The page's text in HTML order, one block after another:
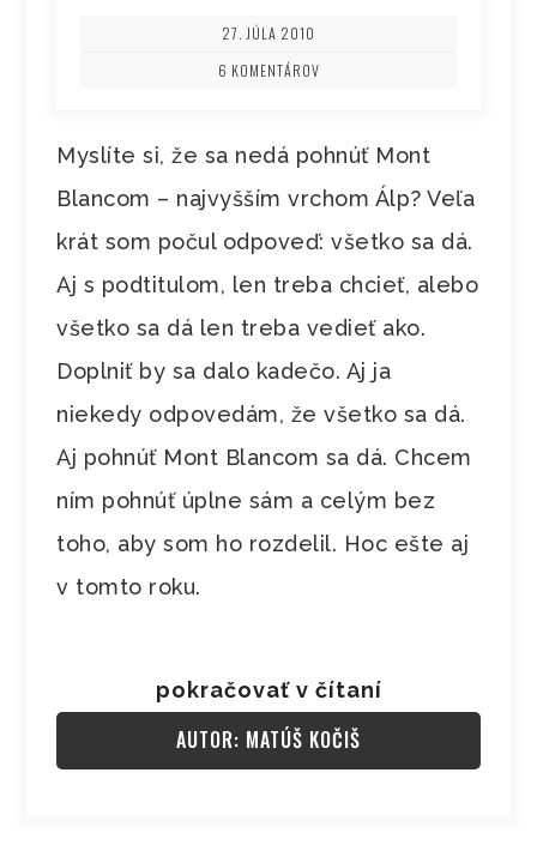
27. JÚLA 2010
6 KOMENTÁROV
Myslíte si, že sa nedá pohnúť Mont
Blancom – najvyšším vrchom Álp? Veľa
krát som počul odpoveď: všetko sa dá.
Aj s podtitulom, len treba chcieť, alebo
všetko sa dá len treba vedieť ako.
Doplniť by sa dalo kadečo. Aj ja
niekedy odpovedám, že všetko sa dá.
Aj pohnúť Mont Blancom sa dá. Chcem
ním pohnúť úplne sám a celým bez
toho, aby som ho rozdelil. Hoc ešte aj
v tomto roku.
pokračovať v čítaní
AUTOR: MATÚŠ KOČIŠ